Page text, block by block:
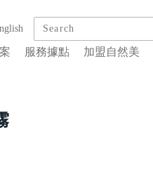
服務據點 加盟自然美